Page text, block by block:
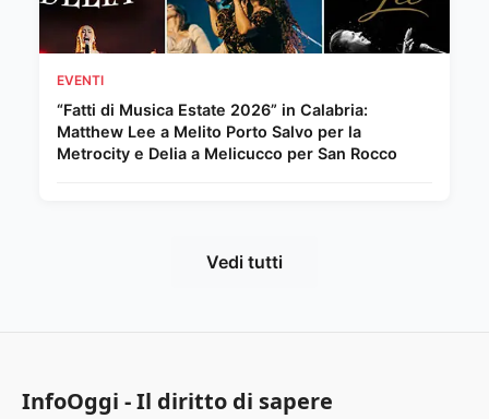
EVENTI
“Fatti di Musica Estate 2026” in Calabria:
Matthew Lee a Melito Porto Salvo per la
Metrocity e Delia a Melicucco per San Rocco
Vedi tutti
InfoOggi - Il diritto di sapere